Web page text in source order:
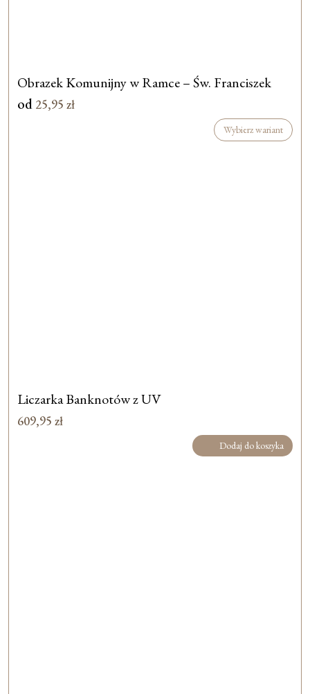
Obrazek Komunijny w Ramce – Św. Franciszek
od 25,95 zł
Wybierz wariant
Liczarka Banknotów z UV
609,95 zł
Dodaj do koszyka